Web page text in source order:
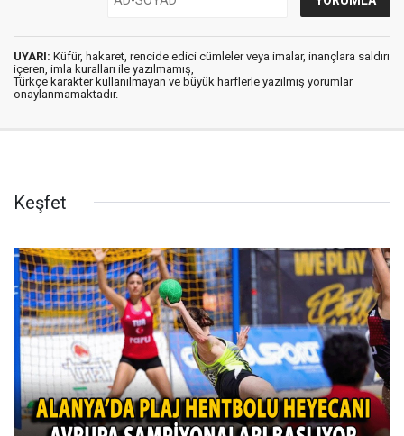
UYARI: Küfür, hakaret, rencide edici cümleler veya imalar, inançlara saldırı
içeren, imla kuralları ile yazılmamış,
Türkçe karakter kullanılmayan ve büyük harflerle yazılmış yorumlar
onaylanmamaktadır.
Keşfet